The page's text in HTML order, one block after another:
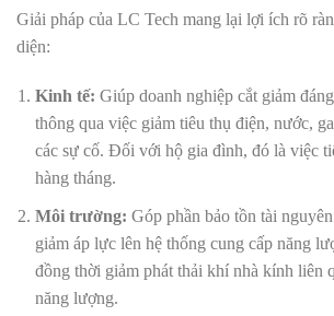
Giải pháp của LC Tech mang lại lợi ích rõ
diện:
Kinh tế: Giúp doanh nghiệp cắt giảm
thông qua việc giảm tiêu thụ điện, nước,
các sự cố. Đối với hộ gia đình, đó là việc
hàng tháng.
Môi trường: Góp phần bảo tồn tài
giảm áp lực lên hệ thống cung cấp năng
đồng thời giảm phát thải khí nhà kính liên
năng lượng.